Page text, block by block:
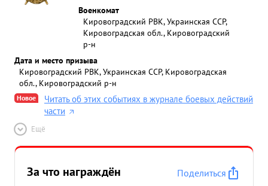
Военкомат
Кировоградский РВК, Украинская ССР,
Кировоградская обл., Кировоградский
р-н
Дата и место призыва
Кировоградский РВК, Украинская ССР, Кировоградская
обл., Кировоградский р-н
Новое
Читать об этих событиях в журнале боевых действий
части
Ещё
За что награждён
Поделиться